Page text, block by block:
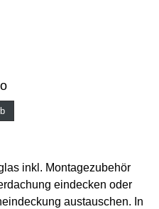
inkl. Montagezubehör
eindecken oder
austauschen. In